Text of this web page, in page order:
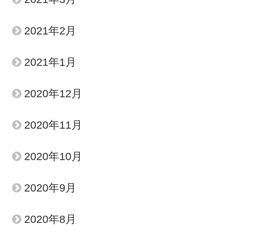
2021年2月
2021年1月
2020年12月
2020年11月
2020年10月
2020年9月
2020年8月